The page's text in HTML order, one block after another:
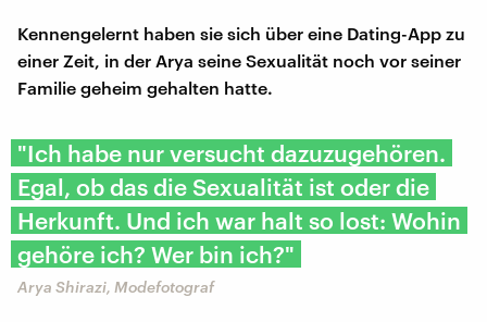
Kennengelernt haben sie sich über eine Dating-App zu
einer Zeit, in der Arya seine Sexualität noch vor seiner
Familie geheim gehalten hatte.
"Ich habe nur versucht dazuzugehören.
Egal, ob das die Sexualität ist oder die
Herkunft. Und ich war halt so lost: Wohin
gehöre ich? Wer bin ich?"
Arya Shirazi, Modefotograf